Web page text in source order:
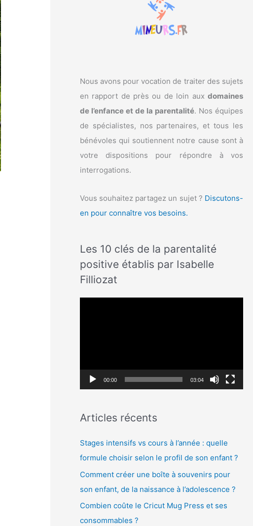
Nous avons pour vocation de traiter des sujets
en rapport de près ou de loin aux domaines
de l’enfance et de la parentalité. Nos équipes
de spécialistes, nos partenaires, et tous les
bénévoles qui soutiennent notre cause sont à
votre dispositions pour répondre à vos
interrogations.
Vous souhaitez partagez un sujet ? Discutons-
en pour connaître vos besoins.
Les 10 clés de la parentalité
positive établis par Isabelle
Filliozat
i
00:00 03:04
Articles récents
Stages intensifs vs cours à l’année : quelle
formule choisir selon le profil de son enfant ?
Comment créer une boîte à souvenirs pour
son enfant, de la naissance à l’adolescence ?
Combien coûte le Cricut Mug Press et ses
consommables ?